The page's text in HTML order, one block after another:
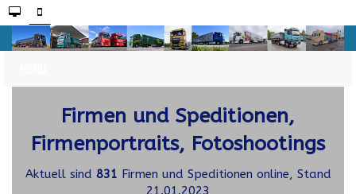
Firmen und Speditionen,
Firmenportraits, Fotoshootings
Aktuell sind 831 Firmen und Speditionen online, Stand
21.01.2023